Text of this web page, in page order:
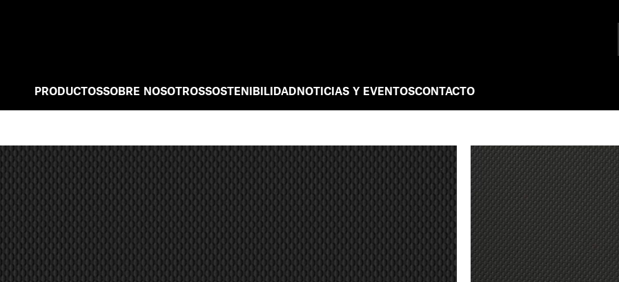
PRODUCTOSSOBRE NOSOTROSSOSTENIBILIDADNOTICIAS Y EVENTOSCONTACTO